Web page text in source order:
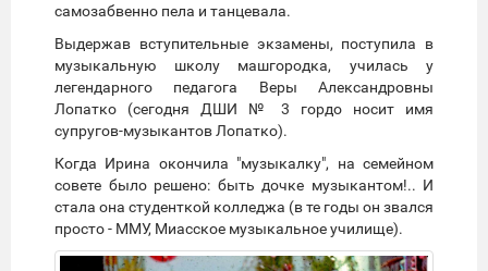
самозабвенно пела и танцевала.
Выдержав вступительные экзамены, поступила в
музыкальную школу машгородка, училась у
легендарного педагога Веры Александровны
Лопатко (сегодня ДШИ № 3 гордо носит имя
супругов-музыкантов Лопатко).
Когда Ирина окончила "музыкалку", на семейном
совете было решено: быть дочке музыкантом!.. И
стала она студенткой колледжа (в те годы он звался
просто - ММУ, Миасское музыкальное училище).